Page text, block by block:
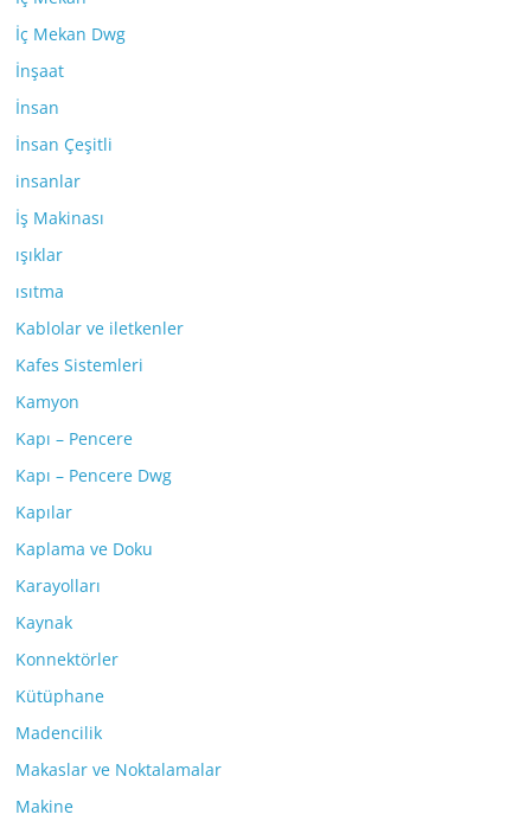
İç Mekan Dwg
İnşaat
İnsan
İnsan Çeşitli
insanlar
İş Makinası
ışıklar
ısıtma
Kablolar ve iletkenler
Kafes Sistemleri
Kamyon
Kapı – Pencere
Kapı – Pencere Dwg
Kapılar
Kaplama ve Doku
Karayolları
Kaynak
Konnektörler
Kütüphane
Madencilik
Makaslar ve Noktalamalar
Makine